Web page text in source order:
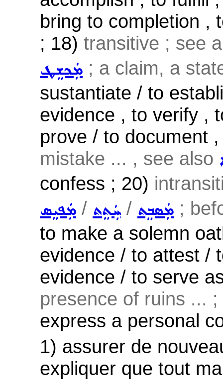
bring to completion ,
; 18) transitive ; see
ܡܲܟܫܸܛ ; a claim, a
sustantiate / to
evidence , to verify ,
prove / to document
mistake ... , see also
confess ; 20)
ܡܲܦܝܸܣ / ܚܲܬܸܬ / ܡܲܣܒܸܬ ;
to make a solemn
evidence / to attest /
evidence / to serve
presence of ruins ...
express a personal
1) assurer de
expliquer que tout